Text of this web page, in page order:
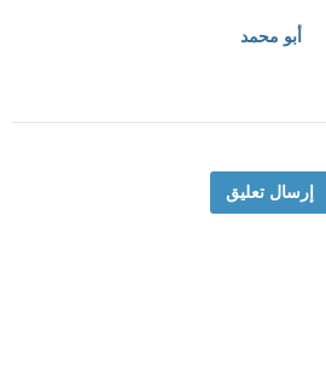
أبو محمد
إرسال تعليق